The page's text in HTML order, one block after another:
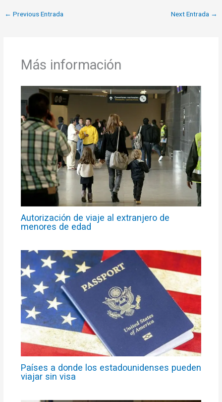
← Previous Entrada Next Entrada →
Más información
Autorización de viaje al extranjero de
menores de edad
Países a donde los estadounidenses pueden
viajar sin visa